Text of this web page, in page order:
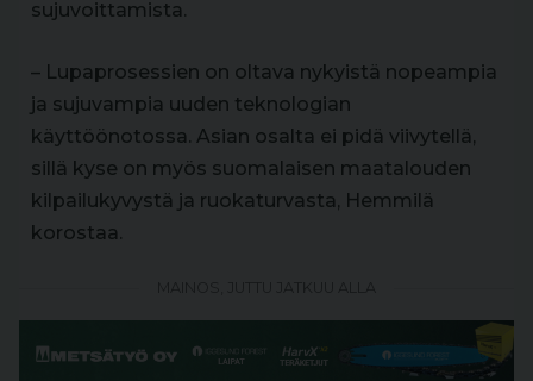
sujuvoittamista.
– Lupaprosessien on oltava nykyistä nopeampia
ja sujuvampia uuden teknologian
käyttöönotossa. Asian osalta ei pidä viivytellä,
sillä kyse on myös suomalaisen maatalouden
kilpailukyvystä ja ruokaturvasta, Hemmilä
korostaa.